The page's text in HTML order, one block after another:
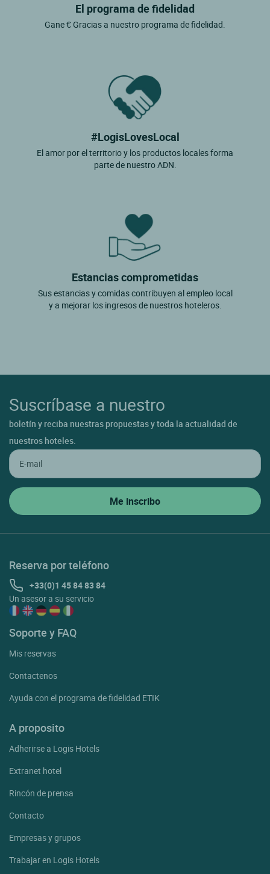
El programa de fidelidad
Gane € Gracias a nuestro programa de fidelidad.
#LogisLovesLocal
El amor por el territorio y los productos locales forma
parte de nuestro ADN.
Estancias comprometidas
Sus estancias y comidas contribuyen al empleo local
y a mejorar los ingresos de nuestros hoteleros.
Suscríbase a nuestro
boletín y reciba nuestras propuestas y toda la actualidad de
nuestros hoteles.
Reserva por teléfono
+33(0)1 45 84 83 84
Un asesor a su servicio
Soporte y FAQ
Mis reservas
Contactenos
Ayuda con el programa de fidelidad ETIK
A proposito
Adherirse a Logis Hotels
Extranet hotel
Rincón de prensa
Contacto
Empresas y grupos
Trabajar en Logis Hotels